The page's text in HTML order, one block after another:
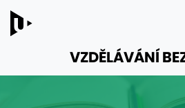
VZDĚLÁVÁNÍ